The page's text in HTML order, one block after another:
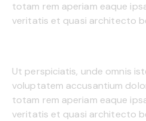
totam rem aperiam eaque
veritatis et quasi architecto
Ut perspiciatis, unde omnis
voluptatem accusantium
totam rem aperiam eaque
veritatis et quasi architecto